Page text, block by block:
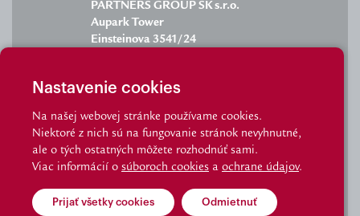
Nastavenie cookies
Na našej webovej stránke používame cookies.
Niektoré z nich sú na fungovanie stránok nevyhnutné,
ale o tých ostatných môžete rozhodnúť sami.
Viac informácií o súboroch cookies a ochrane údajov.
Prijať všetky cookies Odmietnuť
PARTNERS GROUP SK s.r.o.
Aupark Tower
Einsteinova 3541/24
info@partnersgroup.sk
staznosti@partnersgroup.sk
tel.: 02/6280 2702